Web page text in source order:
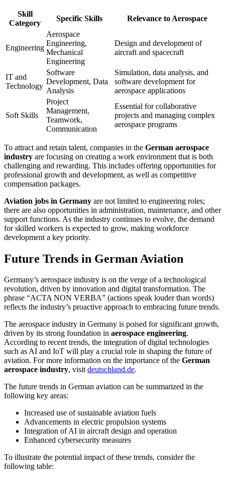
Skill
Category
Specific Skills Relevance to Aerospace
Engineering
Aerospace
Engineering,
Mechanical
Engineering
Design and development of
aircraft and spacecraft
IT and
Technology
Software
Development, Data
Analysis
Simulation, data analysis, and
software development for
aerospace applications
Soft Skills
Project
Management,
Teamwork,
Communication
Essential for collaborative
projects and managing complex
aerospace programs
To attract and retain talent, companies in the German aerospace
industry are focusing on creating a work environment that is both
challenging and rewarding. This includes offering opportunities for
professional growth and development, as well as competitive
compensation packages.
Aviation jobs in Germany are not limited to engineering roles;
there are also opportunities in administration, maintenance, and other
support functions. As the industry continues to evolve, the demand
for skilled workers is expected to grow, making workforce
development a key priority.
Future Trends in German Aviation
Germany’s aerospace industry is on the verge of a technological
revolution, driven by innovation and digital transformation. The
phrase “ACTA NON VERBA” (actions speak louder than words)
reflects the industry’s proactive approach to embracing future trends.
The aerospace industry in Germany is poised for significant growth,
driven by its strong foundation in aerospace engineering.
According to recent trends, the integration of digital technologies
such as AI and IoT will play a crucial role in shaping the future of
aviation. For more information on the importance of the German
aerospace industry, visitdeutschland.de.
The future trends in German aviation can be summarized in the
following key areas:
Increased use of sustainable aviation fuels
Advancements in electric propulsion systems
Integration of AI in aircraft design and operation
Enhanced cybersecurity measures
To illustrate the potential impact of these trends, consider the
following table: